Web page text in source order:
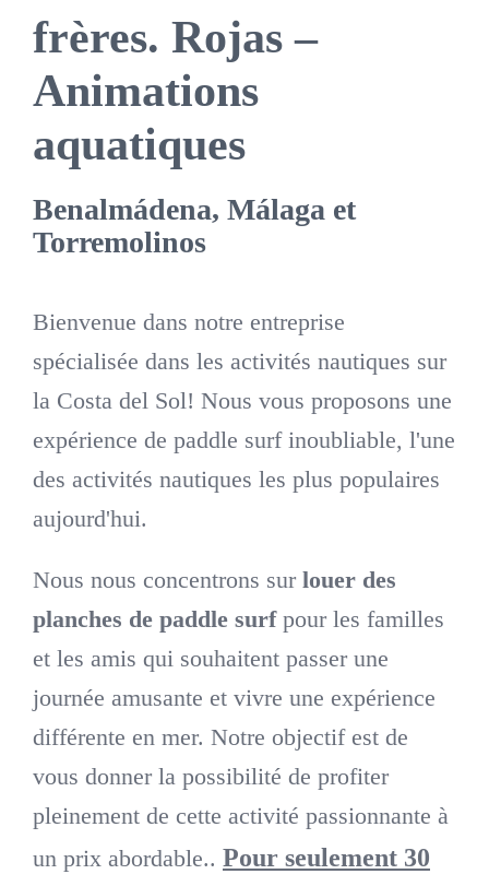
frères. Rojas –
Animations
aquatiques
Benalmádena, Málaga et
Torremolinos
Bienvenue dans notre entreprise
spécialisée dans les activités nautiques sur
la Costa del Sol! Nous vous proposons une
expérience de paddle surf inoubliable, l'une
des activités nautiques les plus populaires
aujourd'hui.
Nous nous concentrons sur louer des
planches de paddle surfpour les familles
et les amis qui souhaitent passer une
journée amusante et vivre une expérience
différente en mer. Notre objectif est de
vous donner la possibilité de profiter
pleinement de cette activité passionnante à
un prix abordable.. Pour seulement 30